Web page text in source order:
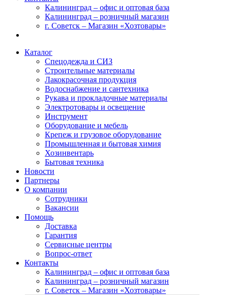
Калининград – офис и оптовая база
Калининград – розничный магазин
г. Советск – Магазин «Хозтовары»
Каталог
Спецодежда и СИЗ
Строительные материалы
Лакокрасочная продукция
Водоснабжение и сантехника
Рукава и прокладочные материалы
Электротовары и освещение
Инструмент
Оборудование и мебель
Крепеж и грузовое оборудование
Промышленная и бытовая химия
Хозинвентарь
Бытовая техника
Новости
Партнеры
О компании
Сотрудники
Вакансии
Помощь
Доставка
Гарантия
Сервисные центры
Вопрос-ответ
Контакты
Калининград – офис и оптовая база
Калининград – розничный магазин
г. Советск – Магазин «Хозтовары»